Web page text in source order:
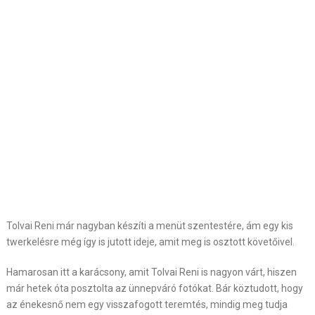
Tolvai Reni már nagyban készíti a menüt szentestére, ám egy kis
twerkelésre még így is jutott ideje, amit meg is osztott követőivel.
Hamarosan itt a karácsony, amit Tolvai Reni is nagyon várt, hiszen
már hetek óta posztolta az ünnepváró fotókat. Bár köztudott, hogy
az énekesnő nem egy visszafogott teremtés, mindig meg tudja